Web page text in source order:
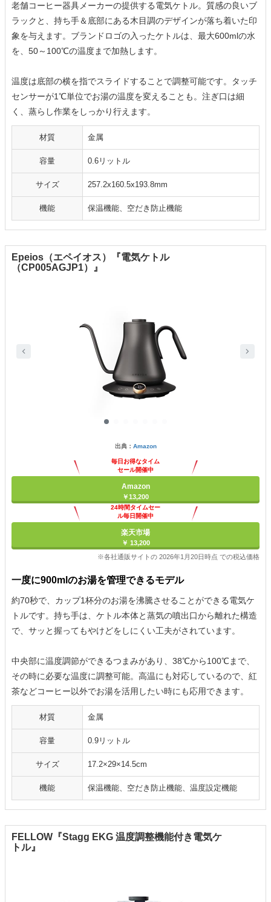
老舗コーヒー器具メーカーの提供する電気ケトル。質感の良いブ
ラックと、持ち手＆底部にある木目調のデザインが落ち着いた印
象を与えます。ブランドロゴの入ったケトルは、最大600mlの水
を、50～100℃の温度まで加熱します。
温度は底部の横を指でスライドすることで調整可能です。タッチ
センサーが1℃単位でお湯の温度を変えることも。注ぎ口は細
く、蒸らし作業をしっかり行えます。
材質 金属
容量 0.6リットル
サイズ 257.2x160.5x193.8mm
機能 保温機能、空だき防止機能
Epeios（エペイオス）『‎電気ケトル
（CP005AGJP1）』
出典： Amazon
毎日お得なタイム
セール開催中
Amazon
￥13,200
24時間タイムセー
ル毎日開催中
楽天市場
￥ 13,200
※各社通販サイトの 2026年1月20日時点 での税込価格
一度に900mlのお湯を管理できるモデル
約70秒で、カップ1杯分のお湯を沸騰させることができる電気ケ
トルです。持ち手は、ケトル本体と蒸気の噴出口から離れた構造
で、サッと握ってもやけどをしにくい工夫がされています。
中央部に温度調節ができるつまみがあり、38℃から100℃まで、
その時に必要な温度に調整可能。高温にも対応しているので、紅
茶などコーヒー以外でお湯を活用したい時にも応用できます。
材質 金属
容量 0.9リットル
サイズ 17.2×29×14.5cm
機能 ‎保温機能、空だき防止機能、温度設定機能
FELLOW『Stagg EKG 温度調整機能付き電気ケ
トル』